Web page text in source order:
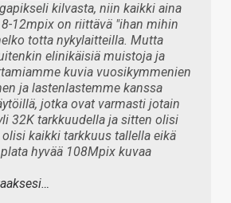
kilvasta, niin kaikki aina
12mpix on riittävä "ihan mihin
totta nykylaitteilla. Mutta
elinikäisiä muistoja ja
kuvia vuosikymmenien
ja lastenlastemme kanssa
jotka ovat varmasti jotain
32K tarkkuudella ja sitten olisi
kaikki tarkkuus tallella eikä
hyvää 108Mpix kuvaa